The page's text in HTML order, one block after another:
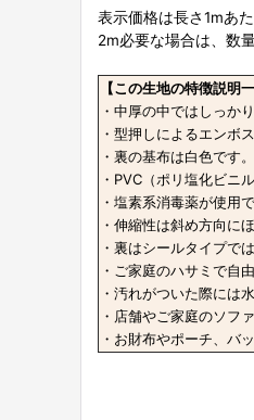
表示価格は長さ1mあ
2m必要な場合は、数
【この生地の特徴説明一
・中厚の中ではしっか
・型押しによるエンボ
・裏の基布は白色です。
・PVC（ポリ塩化ビニ
・塩素系消毒薬が使用で
・伸縮性は斜め方向に
・裏はシールタイプで
・ご家庭のハサミで自
・汚れがついた際には
・店舗やご家庭のソフ
・お財布やポーチ、バ